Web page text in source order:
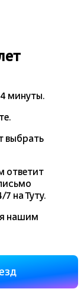
минуты.
выбрать
ответит
на Туту.
нашим